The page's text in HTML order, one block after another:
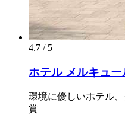
4.7 / 5
ホテル メルキュ
環境に優しいホテル
賞